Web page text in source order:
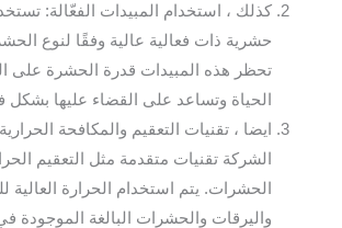
كذلك ، استخدام المبيدات الفعّالة:
حشرية ذات فعالية عالية وفقًا لنوع
تحظر هذه المبيدات قدرة الحشرة على
الحياة وتساعد على القضاء عليها بشكل
ايضا ، تقنيات التعقيم والمكافحة
الشركة تقنيات متقدمة مثل التعقيم
الحشرات. يتم استخدام الحرارة
واليرقات والحشرات البالغة الموجودة